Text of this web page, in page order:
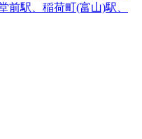
前駅、稲荷町(富山)駅、